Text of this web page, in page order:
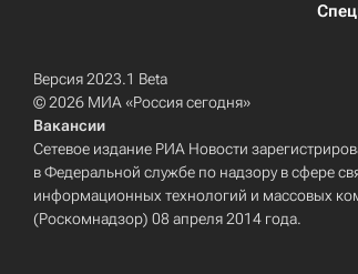
Версия 2023.1 Beta
© 2026 МИА «Россия сегодня»
Вакансии
Сетевое издание РИА Новости
в Федеральной службе по надзору в сфере
информационных технологий и массовых
(Роскомнадзор) 08 апреля 2014 года.